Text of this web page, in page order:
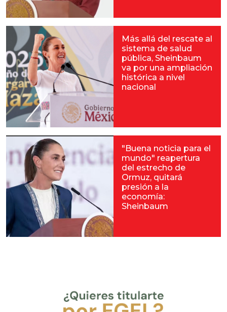
Más allá del rescate al
sistema de salud
pública, Sheinbaum
va por una ampliación
histórica a nivel
nacional
"Buena noticia para el
mundo" reapertura
del estrecho de
Ormuz, quitará
presión a la
economía:
Sheinbaum